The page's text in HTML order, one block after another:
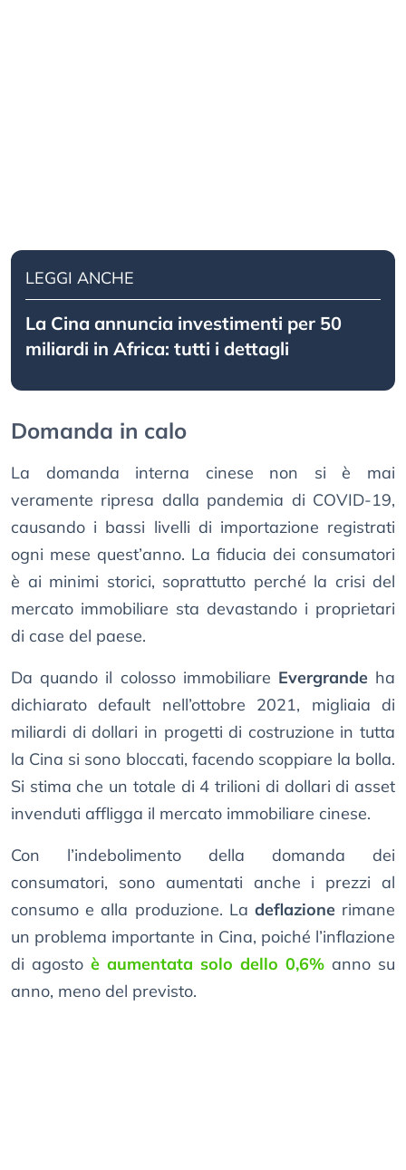
LEGGI ANCHE
La Cina annuncia investimenti per 50
miliardi in Africa: tutti i dettagli
Domanda in calo
La domanda interna cinese non si è mai
veramente ripresa dalla pandemia di COVID-19,
causando i bassi livelli di importazione registrati
ogni mese quest’anno. La fiducia dei consumatori
è ai minimi storici, soprattutto perché la crisi del
mercato immobiliare sta devastando i proprietari
di case del paese.
Da quando il colosso immobiliare Evergrandeha
dichiarato default nell’ottobre 2021, migliaia di
miliardi di dollari in progetti di costruzione in tutta
la Cina si sono bloccati, facendo scoppiare la bolla.
Si stima che un totale di 4 trilioni di dollari di asset
invenduti affligga il mercato immobiliare cinese.
Con l’indebolimento della domanda dei
consumatori, sono aumentati anche i prezzi al
consumo e alla produzione. La deflazionerimane
un problema importante in Cina, poiché l’inflazione
di agosto è aumentata solo dello 0,6% anno su
anno, meno del previsto.